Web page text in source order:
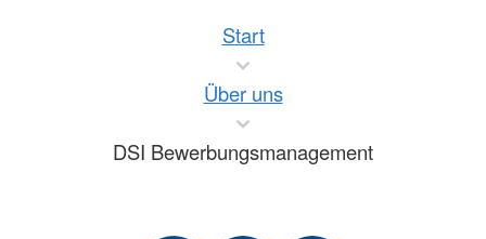
Start
Über uns
DSI Bewerbungsmanagement